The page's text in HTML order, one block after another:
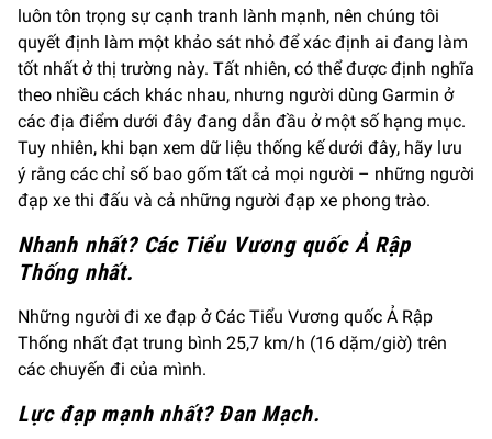
luôn tôn trọng sự cạnh tranh lành mạnh, nên chúng tôi
quyết định làm một khảo sát nhỏ để xác định ai đang làm
tốt nhất ở thị trường này. Tất nhiên, có thể được định nghĩa
theo nhiều cách khác nhau, nhưng người dùng Garmin ở
các địa điểm dưới đây đang dẫn đầu ở một số hạng mục.
Tuy nhiên, khi bạn xem dữ liệu thống kế dưới đây, hãy lưu
ý rằng các chỉ số bao gốm tất cả mọi người – những người
đạp xe thi đấu và cả những người đạp xe phong trào.
Nhanh nhất? Các Tiểu Vương quốc Ả Rập
Thống nhất.
Những người đi xe đạp ở Các Tiểu Vương quốc Ả Rập
Thống nhất đạt trung bình 25,7 km/h (16 dặm/giờ) trên
các chuyến đi của mình.
Lực đạp mạnh nhất? Đan Mạch.